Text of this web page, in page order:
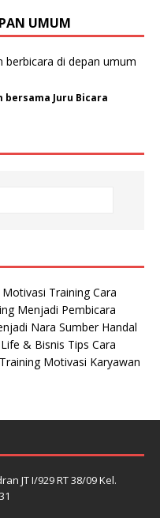
UMUM
Juru Bicara
Training Cara
Menjadi Pembicara
Nara Sumber Handal
& Bisnis Tips Cara
Motivasi Karyawan
JT I/929 RT 38/09 Kel.